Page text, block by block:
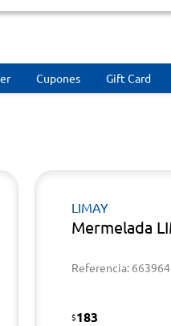
Cupones Gift Card
LIMAY
Mermelada
Referencia: 663964
$183